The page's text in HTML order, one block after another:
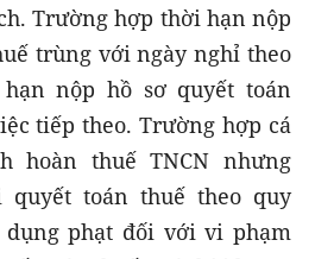
Trường hợp thời hạn nộp
trùng với ngày nghỉ theo
nộp hồ sơ quyết toán
tiếp theo. Trường hợp cá
hoàn thuế TNCN nhưng
toán thuế theo quy
phạt đối với vi phạm